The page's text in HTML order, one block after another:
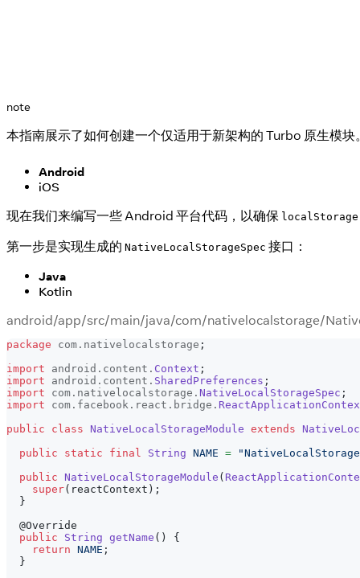
note
本指南展示了如何创建一个仅适用于新架构的 Turbo 原生模
Android
iOS
现在我们来编写一些 Android 平台代码，以确保 localStorage
第一步是实现生成的 NativeLocalStorageSpec 接口：
Java
Kotlin
android/app/src/main/java/com/nativelocalstorage/
package com . nativelocalstorage ;
import
android . content . Context ;
import
android . content . SharedPreferences ;
import
com . nativelocalstorage . NativeLocalStorageSpec ;
import
com . facebook . react . bridge .
public
class NativeLocalStorageModule extends
public
static final String NAME =
public
NativeLocalStorageModule (
super( reactContext ) ;
}
@Override
public
String getName ( )
{
return NAME ;
}